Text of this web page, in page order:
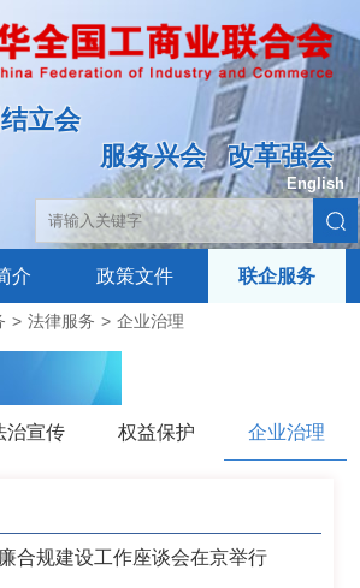
立会
服务兴会 改革强会
English |
介 政策文件 联企服务
> 法律服务 > 企业治理
治宣传 权益保护 企业治理
合规建设工作座谈会在京举行